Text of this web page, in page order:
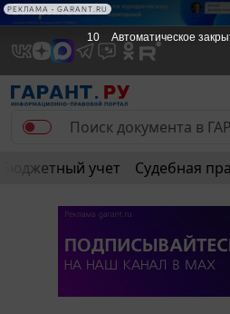
Бюджетный учет Судебная
10 Автоматическое
РЕКЛАМА • GARANT.RU